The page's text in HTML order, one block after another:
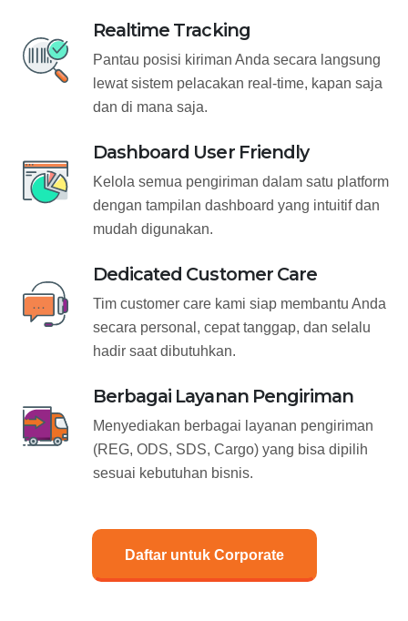
Realtime Tracking
Pantau posisi kiriman Anda secara langsung
lewat sistem pelacakan real-time, kapan saja
dan di mana saja.
Dashboard User Friendly
Kelola semua pengiriman dalam satu platform
dengan tampilan dashboard yang intuitif dan
mudah digunakan.
Dedicated Customer Care
Tim customer care kami siap membantu Anda
secara personal, cepat tanggap, dan selalu
hadir saat dibutuhkan.
Berbagai Layanan Pengiriman
Menyediakan berbagai layanan pengiriman
(REG, ODS, SDS, Cargo) yang bisa dipilih
sesuai kebutuhan bisnis.
Daftar untuk Corporate